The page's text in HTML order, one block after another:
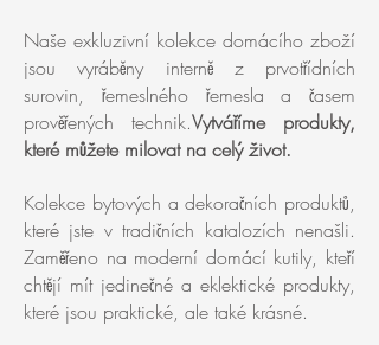
Naše exkluzivní kolekce domácího zboží
jsou vyráběny interně z prvotřídních
surovin, řemeslného řemesla a časem
prověřených technik.Vytváříme produkty,
které můžete milovat na celý život.
Kolekce bytových a dekoračních produktů,
které jste v tradičních katalozích nenašli.
Zaměřeno na moderní domácí kutily, kteří
chtějí mít jedinečné a eklektické produkty,
které jsou praktické, ale také krásné.